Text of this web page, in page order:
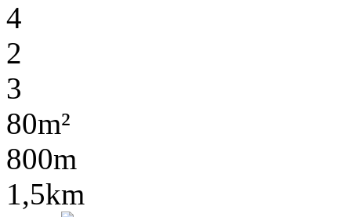
4
2
3
80m²
800m
1,5km